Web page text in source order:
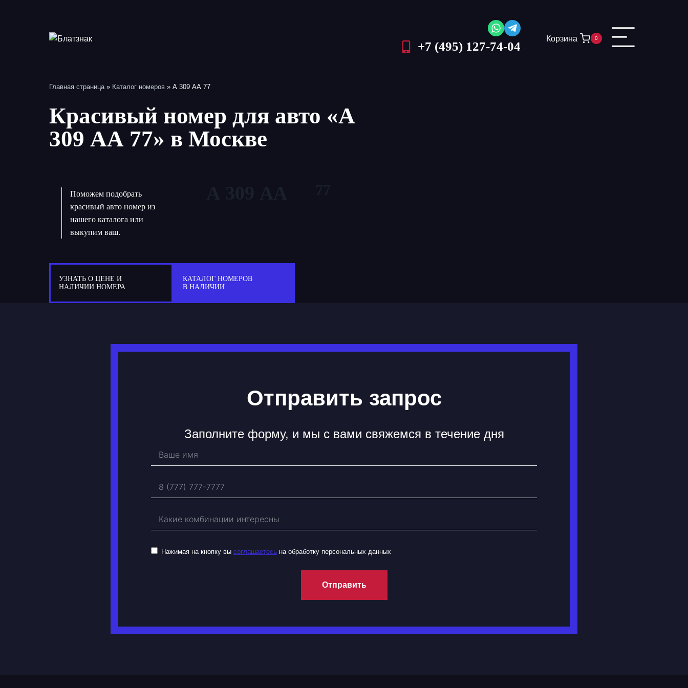
содержимому
+7 (495) 127-74-04
Корзина 0
Главная страница» Каталог номеров » А 309 АА 77
Красивый номер для авто «А
309 АА 77» в Москве
Поможем подобрать
красивый авто номер из
нашего каталога или
выкупим ваш.
УЗНАТЬ О ЦЕНЕ И
НАЛИЧИИ НОМЕРА
КАТАЛОГ НОМЕРОВ
В НАЛИЧИИ
Отправить запрос
Заполните форму, и мы с вами свяжемся в течение дня
Нажимая на кнопку вы соглашаетесь на обработку персональных данных
Отправить